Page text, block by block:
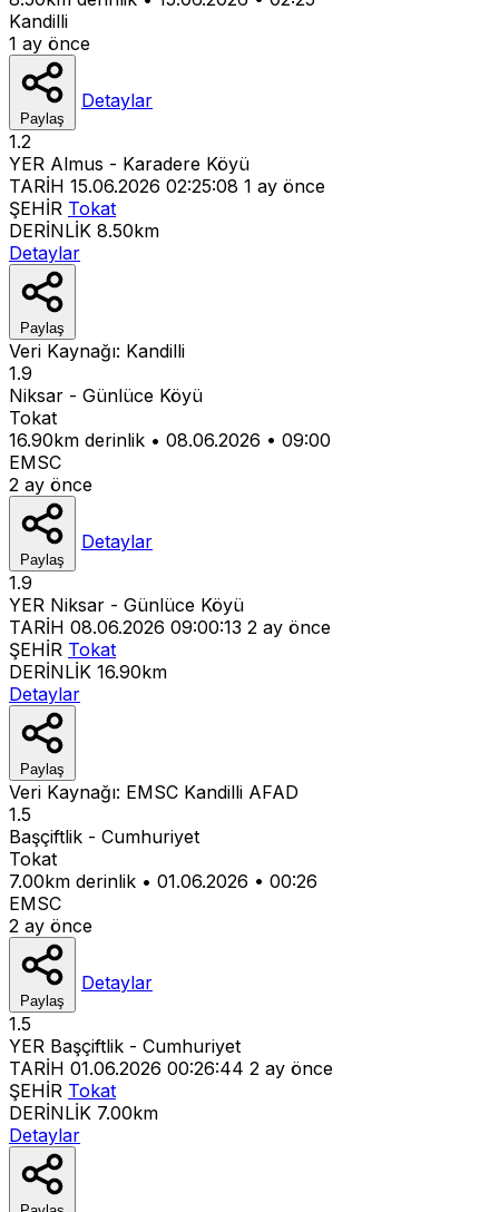
Kandilli
1 ay önce
Paylaş
Detaylar
1.2
YER Almus - Karadere Köyü
TARİH 15.06.2026 02:25:08 1 ay önce
ŞEHİR Tokat
DERİNLİK 8.50km
Detaylar
Paylaş
Veri Kaynağı: Kandilli
1.9
Niksar - Günlüce Köyü
Tokat
16.90km derinlik • 08.06.2026 • 09:00
EMSC
2 ay önce
Paylaş
Detaylar
1.9
YER Niksar - Günlüce Köyü
TARİH 08.06.2026 09:00:13 2 ay önce
ŞEHİR Tokat
DERİNLİK 16.90km
Detaylar
Paylaş
Veri Kaynağı: EMSC Kandilli AFAD
1.5
Başçiftlik - Cumhuriyet
Tokat
7.00km derinlik • 01.06.2026 • 00:26
EMSC
2 ay önce
Paylaş
Detaylar
1.5
YER Başçiftlik - Cumhuriyet
TARİH 01.06.2026 00:26:44 2 ay önce
ŞEHİR Tokat
DERİNLİK 7.00km
Detaylar